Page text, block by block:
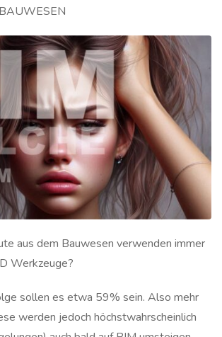
aus dem Bauwesen verwenden immer
Werkzeuge?
sollen es etwa 59% sein. Also mehr
werden jedoch höchstwahrscheinlich